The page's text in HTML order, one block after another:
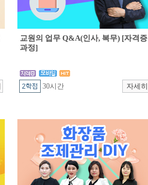
교원의 업무 Q&A(인사, 복무) [자격증
과정]
30시간